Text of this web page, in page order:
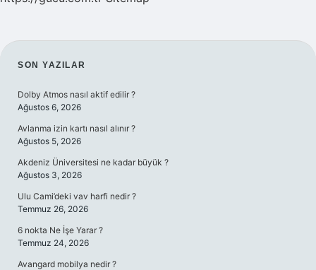
SIDEBAR
SON YAZILAR
Dolby Atmos nasıl aktif edilir ?
Ağustos 6, 2026
Avlanma izin kartı nasıl alınır ?
Ağustos 5, 2026
Akdeniz Üniversitesi ne kadar büyük ?
Ağustos 3, 2026
Ulu Cami’deki vav harfi nedir ?
Temmuz 26, 2026
6 nokta Ne İşe Yarar ?
Temmuz 24, 2026
Avangard mobilya nedir ?